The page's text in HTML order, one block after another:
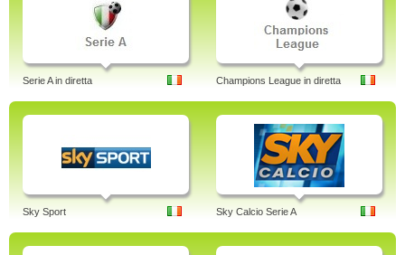
Serie A in diretta Champions League in diretta
Sky Sport Sky Calcio Serie A